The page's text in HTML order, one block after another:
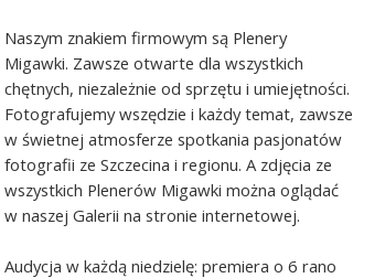
Naszym znakiem firmowym są Plenery
Migawki. Zawsze otwarte dla wszystkich
chętnych, niezależnie od sprzętu i umiejętności.
Fotografujemy wszędzie i każdy temat, zawsze
w świetnej atmosferze spotkania pasjonatów
fotografii ze Szczecina i regionu. A zdjęcia ze
wszystkich Plenerów Migawki można oglądać
w naszej Galerii na stronie internetowej.
Audycja w każdą niedzielę: premiera o 6 rano